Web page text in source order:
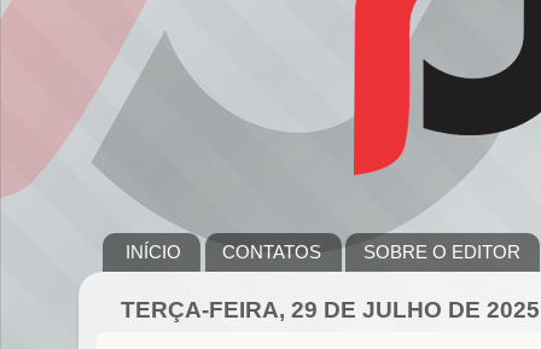
INÍCIO CONTATOS SOBRE O EDITOR
TERÇA-FEIRA, 29 DE JULHO DE 2025